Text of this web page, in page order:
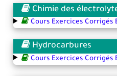
Chimie des
Cours Exercices Corrigés
Hydrocarbures
Cours Exercices Corrigés